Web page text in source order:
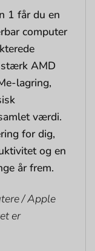
1 får du en
computer
stærk AMD
lagring,
værdi.
for dig,
og en
år frem.
/ Apple
er